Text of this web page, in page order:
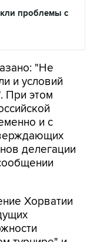
проблемы с
"Не
и условий
При этом
и с
делегации
Хорватии